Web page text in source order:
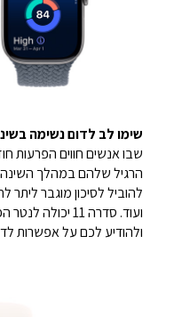
שימו לב לדום נשימה
שבו אנשים חווים הפרעות
הרגיל שלהם במהלך
ועוד. סדרה 11
ולהודיע לכם על אפשרות